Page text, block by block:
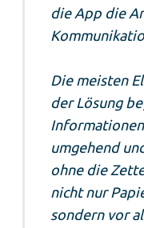
die App die
Die meisten
der Lösung
umgehend
ohne die
nicht nur
sondern vor